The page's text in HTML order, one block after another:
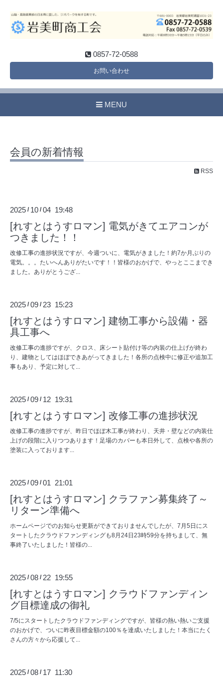
0857-72-0588
お問い合わせ
MENU
会員の新着情報
RSS
2025 / 10 /04 19:48
[れすとはうすロマン] 電気がきてエアコンが
つきました！！
改修工事の進捗状況ですが、今週ついに、電気がきました！約7か月ぶりの
電気。。。たいへんありがたいです！！皆様のおかげで、やっとここまでき
ました。ありがとうござ...
2025 /09 / 23 15:23
[れすとはうすロマン] 建物工事から設備・器
具工事へ
改修工事の進捗ですが、クロス、床シート貼付け等の内装の仕上げが終わ
り、建物としてはほぼできあがってきました！各所の点検中に修正や追加工
事もあり、予定に対して...
2025 /09 / 12 19:31
[れすとはうすロマン] 改修工事の進捗状況
改修工事の進捗ですが、昨日でほぼ木工事が終わり、天井・壁などの内装仕
上げの段階に入りつつあります！足場のカバーも本日外して、点検や各所の
塗装に入っております...
2025 /09 /01 21:01
[れすとはうすロマン] クラファン募集終了～
リターン準備へ
ホームページでのお知らせ更新ができておりませんでしたが、7月5日にス
タートしたクラウドファンディングも8月24日23時59分を持ちまして、無
事終了いたしました！皆様の...
2025 /08 / 22 19:55
[れすとはうすロマン] クラウドファンディン
グ目標達成の御礼
7/5にスタートしたクラウドファンディングですが、皆様の熱い熱いご支援
のおかげで、ついに昨夜目標金額の100％を達成いたしました！本当にたく
さんの方々から応援して...
2025 /08 / 17 11:30